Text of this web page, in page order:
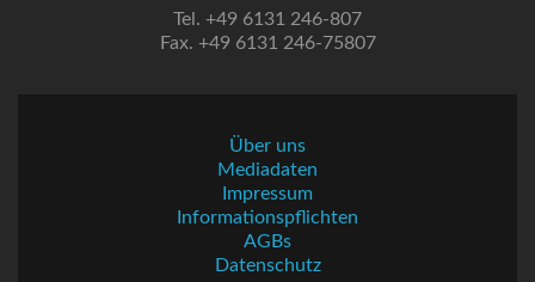
Tel. +49 6131 246-807
Fax. +49 6131 246-75807
Über uns
Mediadaten
Impressum
Informationspflichten
AGBs
Datenschutz